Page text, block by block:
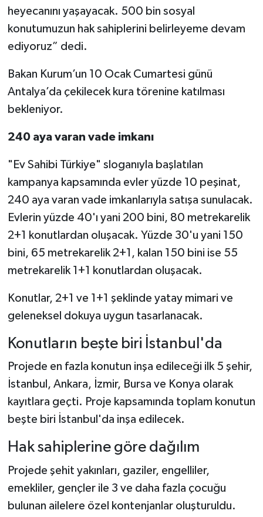
heyecanını yaşayacak. 500 bin sosyal
konutumuzun hak sahiplerini belirleyeme devam
ediyoruz” dedi.
Bakan Kurum’un 10 Ocak Cumartesi günü
Antalya’da çekilecek kura törenine katılması
bekleniyor.
240 aya varan vade imkanı
"Ev Sahibi Türkiye" sloganıyla başlatılan
kampanya kapsamında evler yüzde 10 peşinat,
240 aya varan vade imkanlarıyla satışa sunulacak.
Evlerin yüzde 40'ı yani 200 bini, 80 metrekarelik
2+1 konutlardan oluşacak. Yüzde 30'u yani 150
bini, 65 metrekarelik 2+1, kalan 150 bini ise 55
metrekarelik 1+1 konutlardan oluşacak.
Konutlar, 2+1 ve 1+1 şeklinde yatay mimari ve
geleneksel dokuya uygun tasarlanacak.
Konutların beşte biri İstanbul'da
Projede en fazla konutun inşa edileceği ilk 5 şehir,
İstanbul, Ankara, İzmir, Bursa ve Konya olarak
kayıtlara geçti. Proje kapsamında toplam konutun
beşte biri İstanbul'da inşa edilecek.
Hak sahiplerine göre dağılım
Projede şehit yakınları, gaziler, engelliler,
emekliler, gençler ile 3 ve daha fazla çocuğu
bulunan ailelere özel kontenjanlar oluşturuldu.